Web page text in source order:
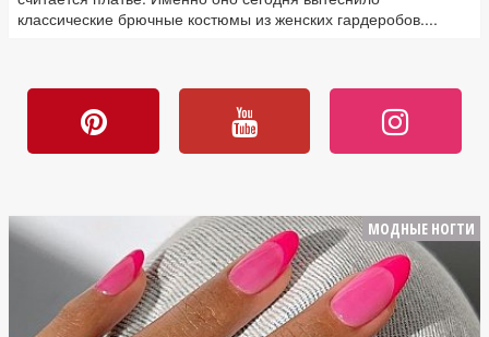
классические брючные костюмы из женских гардеробов....
МОДНЫЕ НОГТИ